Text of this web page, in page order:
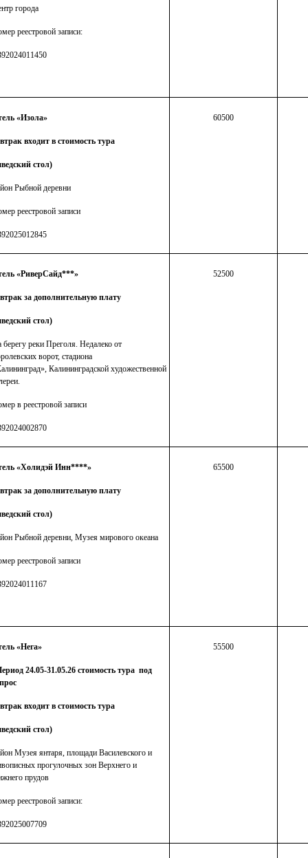
города
реестровой записи:
«Изола»
входит в стоимость тура
стол)
Рыбной деревни
реестровой записи
60500
«РиверСайд***»
за дополнительную плату
стол)
берегу реки Преголя. Недалеко от
ворот, стадиона
Калининградской художественной
в реестровой записи
52500
«Холидэй Инн****»
за дополнительную плату
стол)
Рыбной деревни, Музея мирового океана
реестровой записи
65500
«Нега»
24.05-31.05.26 стоимость тура под
входит в стоимость тура
стол)
Музея янтаря, площади Василевского и
прогулочных зон Верхнего и
прудов
реестровой записи:
55500